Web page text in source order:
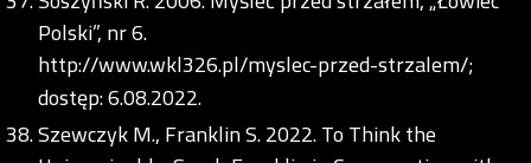
Polski”, nr 6.
http://www.wkl326.pl/myslec-przed-strzalem/;
dostęp: 6.08.2022.
Szewczyk M., Franklin S. 2022. To Think the